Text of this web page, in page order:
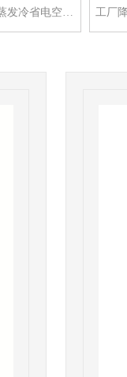
发冷省电空… 工厂